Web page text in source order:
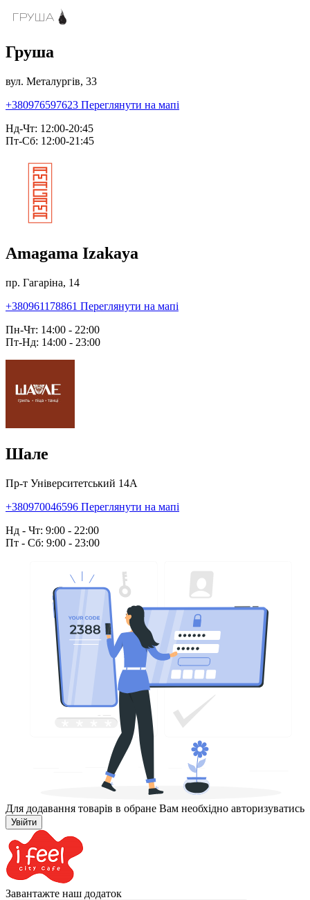
Груша
вул. Металургів, 33
+380976597623 Переглянути на мапі
Нд-Чт: 12:00-20:45
Пт-Сб: 12:00-21:45
Amagama Izakaya
пр. Гагаріна, 14
+380961178861 Переглянути на мапі
Пн-Чт: 14:00 - 22:00
Пт-Нд: 14:00 - 23:00
Шале
Пр-т Університетський 14А
+380970046596 Переглянути на мапі
Нд - Чт: 9:00 - 22:00
Пт - Сб: 9:00 - 23:00
Для додавання товарів в обране Вам необхідно авторизуватись
Увійти
Завантажте наш додаток